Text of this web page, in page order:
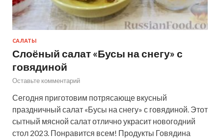
САЛАТЫ
Слоёный салат «Бусы на снегу» с
говядиной
Оставьте комментарий
Сегодня приготовим потрясающе вкусный
праздничный салат «Бусы на снегу» с говядиной. Этот
сытный мясной салат отлично украсит новогодний
стол 2023. Понравится всем! Продукты Говядина